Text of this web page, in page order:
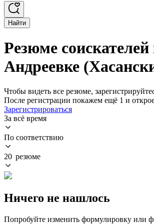
Найти
Резюме
Андреевке
Чтобы видеть все резюме,
После регистрации покажем ещё 1 и
Зарегистрироваться
За всё время
По соответствию
20 резюме
Ничего не нашлось
Попробуйте изменить формулировку или